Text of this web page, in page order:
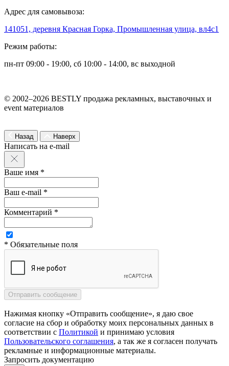
Адрес для самовывоза:
141051, деревня Красная Горка, Промышленная улица, вл4с1
Режим работы:
пн-пт 09:00 - 19:00, сб 10:00 - 14:00, вс выходной
© 2002–2026 BESTLY продажа рекламных, выставочных и
event материалов
Назад Наверх
Написать на e-mail
Ваше имя *
Ваш e-mail *
Комментарий *
* Обязательные поля
Нажимая кнопку «Отправить сообщение», я даю свое
согласие на сбор и обработку моих персональных данных в
соответствии с Политикой и принимаю условия
Пользовательского соглашения, а так же я согласен получать
рекламные и информационные материалы.
Запросить документацию